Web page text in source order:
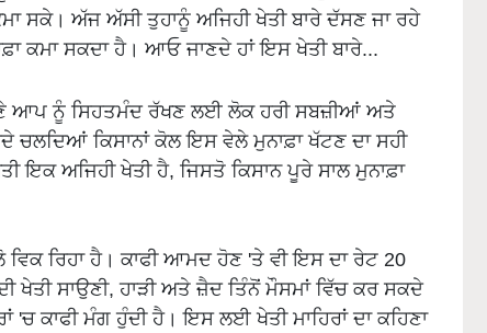
ਸਕੇ। ਅੱਜ ਅੱਸੀ ਤੁਹਾਨੂੰ ਅਜਿਹੀ ਖੇਤੀ ਬਾਰੇ ਦੱਸਣ ਜਾ ਰਹੇ
ਕਮਾ ਸਕਦਾ ਹੈ। ਆਓ ਜਾਣਦੇ ਹਾਂ ਇਸ ਖੇਤੀ ਬਾਰੇ...
ਆਪ ਨੂੰ ਸਿਹਤਮੰਦ ਰੱਖਣ ਲਈ ਲੋਕ ਹਰੀ ਸਬਜ਼ੀਆਂ ਅਤੇ
ਕਿਸਾਨਾਂ ਕੋਲ ਇਸ ਵੇਲੇ ਮੁਨਾਫ਼ਾ ਖੱਟਣ ਦਾ ਸਹੀ
ਇਕ ਅਜਿਹੀ ਖੇਤੀ ਹੈ, ਜਿਸਤੋ ਕਿਸਾਨ ਪੂਰੇ ਸਾਲ ਮੁਨਾਫ਼ਾ
ਵਿਕ ਰਿਹਾ ਹੈ। ਕਾਫੀ ਆਮਦ ਹੋਣ 'ਤੇ ਵੀ ਇਸ ਦਾ ਰੇਟ 20
ਖੇਤੀ ਸਾਉਣੀ, ਹਾੜੀ ਅਤੇ ਜ਼ੈਦ ਤਿੰਨੋਂ ਮੌਸਮਾਂ ਵਿੱਚ ਕਰ ਸਕਦੇ
ਕਾਫੀ ਮੰਗ ਹੁੰਦੀ ਹੈ। ਇਸ ਲਈ ਖੇਤੀ ਮਾਹਿਰਾਂ ਦਾ ਕਹਿਣਾ